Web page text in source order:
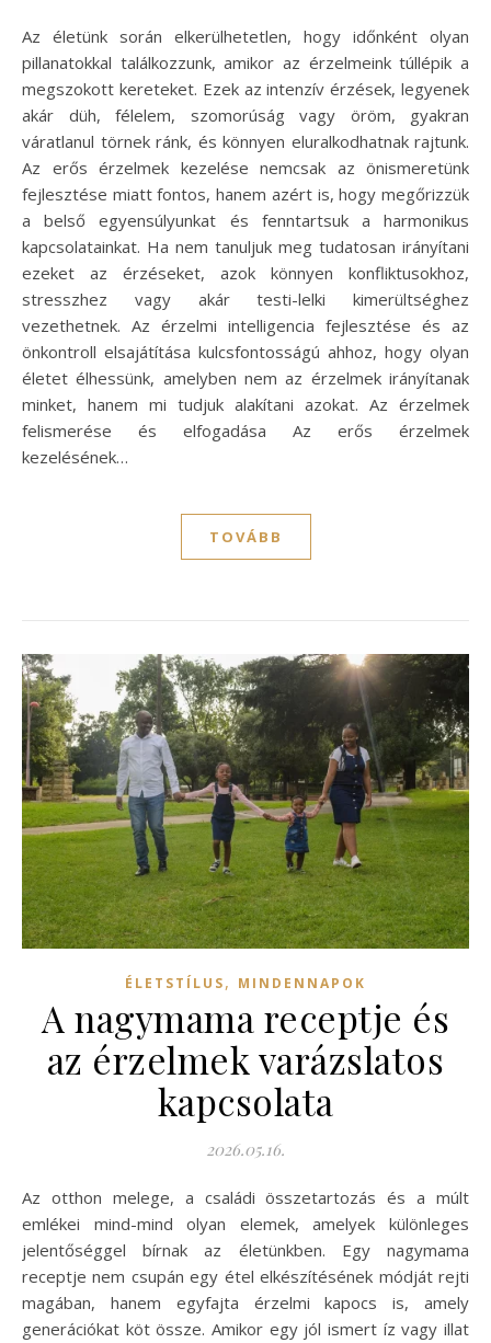
Az életünk során elkerülhetetlen, hogy időnként olyan
pillanatokkal találkozzunk, amikor az érzelmeink túllépik a
megszokott kereteket. Ezek az intenzív érzések, legyenek
akár düh, félelem, szomorúság vagy öröm, gyakran
váratlanul törnek ránk, és könnyen eluralkodhatnak rajtunk.
Az erős érzelmek kezelése nemcsak az önismeretünk
fejlesztése miatt fontos, hanem azért is, hogy megőrizzük
a belső egyensúlyunkat és fenntartsuk a harmonikus
kapcsolatainkat. Ha nem tanuljuk meg tudatosan irányítani
ezeket az érzéseket, azok könnyen konfliktusokhoz,
stresszhez vagy akár testi-lelki kimerültséghez
vezethetnek. Az érzelmi intelligencia fejlesztése és az
önkontroll elsajátítása kulcsfontosságú ahhoz, hogy olyan
életet élhessünk, amelyben nem az érzelmek irányítanak
minket, hanem mi tudjuk alakítani azokat. Az érzelmek
felismerése és elfogadása Az erős érzelmek
kezelésének…
TOVÁBB
ÉLETSTÍLUS, MINDENNAPOK
A nagymama receptje és
az érzelmek varázslatos
kapcsolata
2026.05.16.
Az otthon melege, a családi összetartozás és a múlt
emlékei mind-mind olyan elemek, amelyek különleges
jelentőséggel bírnak az életünkben. Egy nagymama
receptje nem csupán egy étel elkészítésének módját rejti
magában, hanem egyfajta érzelmi kapocs is, amely
generációkat köt össze. Amikor egy jól ismert íz vagy illat